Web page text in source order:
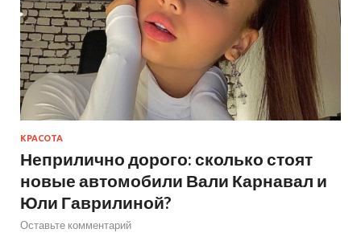
КРАСОТА
Неприлично дорого: сколько стоят
новые автомобили Вали Карнавал и
Юли Гаврилиной?
Оставьте комментарий